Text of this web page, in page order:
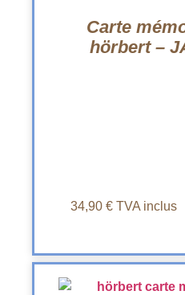
Carte
hörbert –
34,90 € TVA inclus